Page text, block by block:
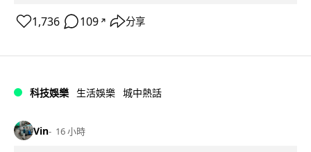
1,736 109 ↗ 分享
科技娛樂 生活娛樂 城中熱話
Vin 16 小時